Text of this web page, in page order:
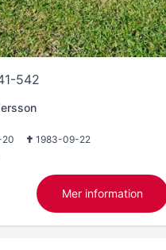
542
20
1983-09-22
Mer information